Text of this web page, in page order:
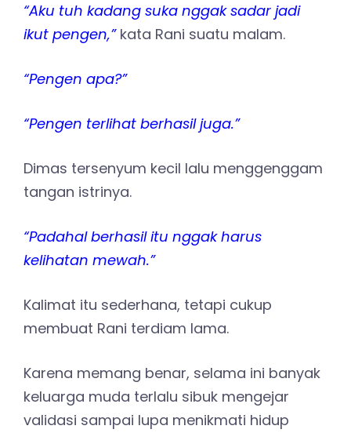
“Aku tuh kadang suka nggak sadar jadi
ikut pengen,”kata Rani suatu malam.
“Pengen apa?”
“Pengen terlihat berhasil juga.”
Dimas tersenyum kecil lalu menggenggam
tangan istrinya.
“Padahal berhasil itu nggak harus
kelihatan mewah.”
Kalimat itu sederhana, tetapi cukup
membuat Rani terdiam lama.
Karena memang benar, selama ini banyak
keluarga muda terlalu sibuk mengejar
validasi sampai lupa menikmati hidup